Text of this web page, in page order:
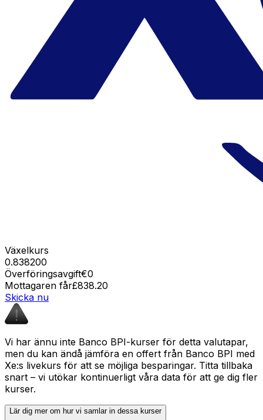
Växelkurs
0.838200
Överföringsavgift€0
Mottagaren får£838.20
Skicka nu
Vi har ännu inte Banco BPI-kurser för detta valutapar,
men du kan ändå jämföra en offert från Banco BPI med
Xe:s livekurs för att se möjliga besparingar. Titta tillbaka
snart – vi utökar kontinuerligt våra data för att ge dig fler
kurser.
Lär dig mer om hur vi samlar in dessa kurser